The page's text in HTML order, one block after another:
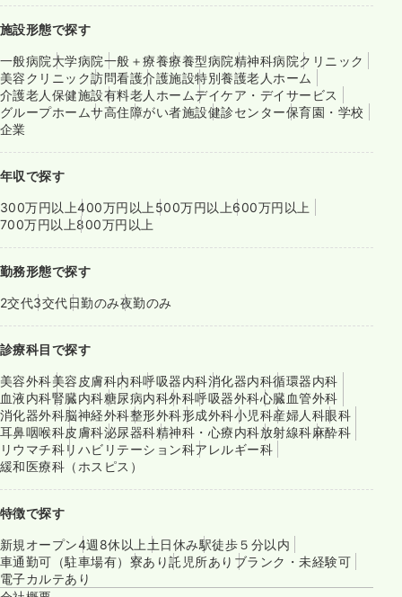
施設形態で探す
一般病院大学病院一般＋療養療養型病院精神科病院クリニック
美容クリニック訪問看護介護施設特別養護老人ホーム
介護老人保健施設有料老人ホームデイケア・デイサービス
グループホームサ高住障がい者施設健診センター保育園・学校
企業
年収で探す
300万円以上400万円以上500万円以上600万円以上
700万円以上800万円以上
勤務形態で探す
2交代3交代日勤のみ夜勤のみ
診療科目で探す
美容外科美容皮膚科内科呼吸器内科消化器内科循環器内科
血液内科腎臓内科糖尿病内科外科呼吸器外科心臓血管外科
消化器外科脳神経外科整形外科形成外科小児科産婦人科眼科
耳鼻咽喉科皮膚科泌尿器科精神科・心療内科放射線科麻酔科
リウマチ科リハビリテーション科アレルギー科
緩和医療科（ホスピス）
特徴で探す
新規オープン4週8休以上土日休み駅徒歩５分以内
車通勤可（駐車場有） 寮あり託児所あり ブランク・未経験可
電子カルテあり